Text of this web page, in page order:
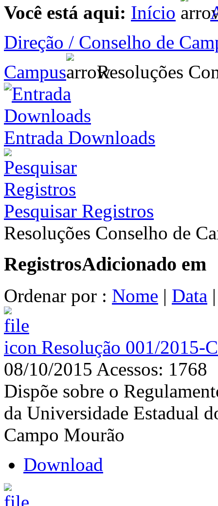
Você está aqui: Início
Direção / Conselho de
Campus
Resoluções
Entrada Downloads
Pesquisar Registros
Resoluções Conselho de
RegistrosAdicionado em
Ordenar por : Nome | Data
Resolução 001/2015-
08/10/2015 Acessos: 1768
Dispõe sobre o
da Universidade Estadual
Campo Mourão
Download